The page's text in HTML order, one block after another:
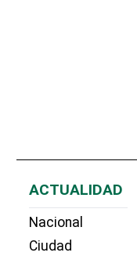
ACTUALIDAD
Nacional
Ciudad